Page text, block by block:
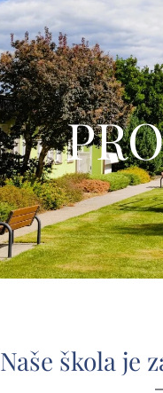
Naše škola je